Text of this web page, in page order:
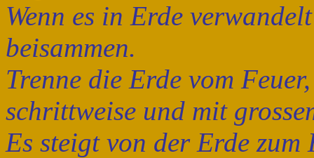
Wenn es in Erde
beisammen.
Trenne die Erde vom
schrittweise und mit
Es steigt von der Erde